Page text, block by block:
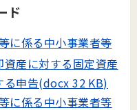
ド
に係る中小事業者等
産に対する固定資産
る申告(docx 32 KB)
に係る中小事業者等